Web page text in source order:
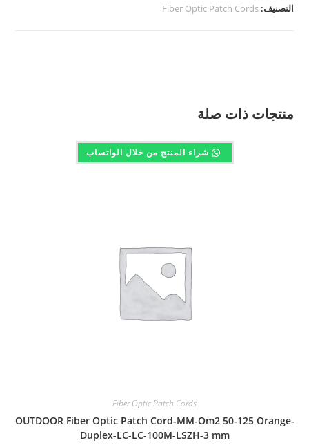
التصنيف:Fiber Optic Patch Cords
منتجات ذات صلة
شراء المنتج من خلال الواتساب
Fiber Optic Patch Cords
OUTDOOR Fiber Optic Patch Cord-MM-Om2 50-125 Orange-
Duplex-LC-LC-100M-LSZH-3 mm